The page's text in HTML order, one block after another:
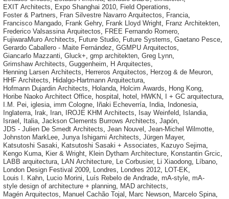
EXIT Architects, Expo Shanghai 2010, Field Operations,
Foster & Partners, Fran Silvestre Navarro Arquitectos, Francia,
Francisco Mangado, Frank Gehry, Frank Lloyd Wright, Franz Architekten,
Frederico Valsassina Arquitectos, FREE Fernando Romero,
FujiwaraMuro Architects, Future Studio, Future Systems, Gaetano Pesce,
Gerardo Caballero - Maite Fernández, GGMPU Arquitectos,
Giancarlo Mazzanti, Gluck+, gmp architekten, Greg Lynn,
Grimshaw Architects, Guggenheim, H Arquitectes,
Henning Larsen Architects, Herreros Arquitectos, Herzog & de Meuron,
HHF Architects, Hidalgo-Hartmann Arquitectura,
Hofmann Dujardin Architects, Holanda, Holcim Awards, Hong Kong,
Horibe Naoko Architect Office, hospital , hotel , HWKN, I + GC arquitectura,
I.M. Pei, iglesia, imm Cologne, Iñaki Echeverría, India, Indonesia,
Inglaterra, Irak, Iran, IROJE KHM Architects, Isay Weinfeld, Islandia,
Israel , Italia, Jackson Clements Burrows Architects, Japón,
JDS - Julien De Smedt Architects, Jean Nouvel , Jean-Michel Wilmotte,
Johnston MarkLee, Junya Ishigami Architects, Jürgen Mayer,
Katsutoshi Sasaki, Katsutoshi Sasaki + Associates, Kazuyo Sejima,
Kengo Kuma, Kier & Wright, Klein Dytham Architecture, Konstantin Grcic,
LABB arquitectura, LAN Architecture, Le Corbusier, Li Xiaodong, Líbano,
London Design Festival 2009, Londres, Londres 2012, LOT-EK,
Louis I. Kahn, Lucio Morini, Luís Rebelo de Andrade, mA-style, mA-
style design of architecture + planning, MAD architects,
Magén Arquitectos, Manuel Cachão Tojal , Marc Newson, Marcelo Spina,